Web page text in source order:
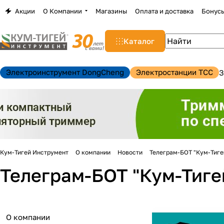
Акции О Компании Магазины Оплата и доставка
Каталог
Электроинструмент DongCheng Электростанции TCC
Кум-Тигей Инструмент О компании Новости Телеграм-БОТ "Кум-
Телеграм-БОТ "Кум-
О компании